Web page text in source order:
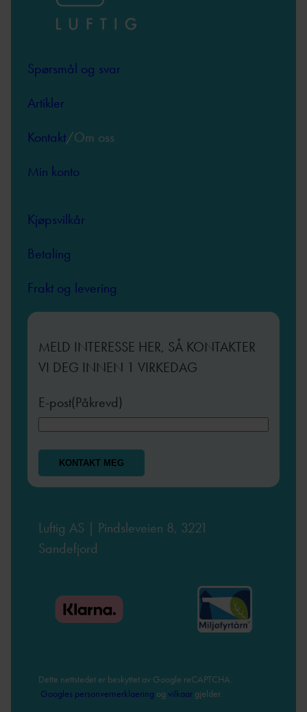
Spørsmål og svar
Artikler
Kontakt/Om oss
Min konto
Kjøpsvilkår
Betaling
Frakt og levering
MELD INTERESSE HER, SÅ KONTAKTER
VI DEG INNEN 1 VIRKEDAG
E-post(Påkrevd)
Luftig AS | Pindsleveien 8, 3221
Sandefjord
Dette nettstedet er beskyttet av Google reCAPTCHA.
Googles personvernerklaering og vilkaar gjelder.